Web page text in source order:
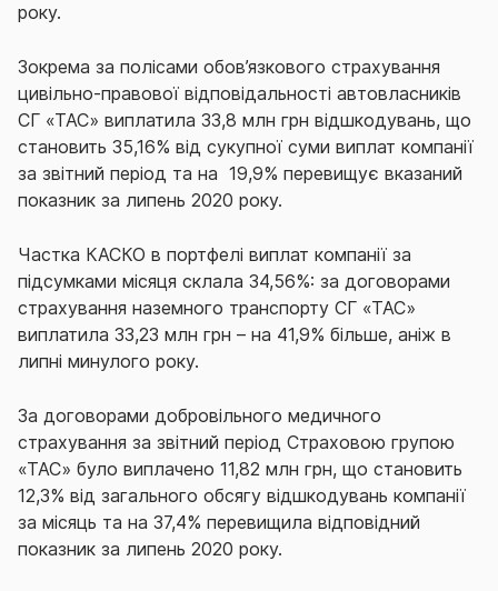
року.
Зокрема за полісами обов’язкового страхування
цивільно-правової відповідальності автовласників
СГ «ТАС» виплатила 33,8 млн грн відшкодувань, що
становить 35,16% від сукупної суми виплат компанії
за звітний період та на 19,9% перевищує вказаний
показник за липень 2020 року.
Частка КАСКО в портфелі виплат компанії за
підсумками місяця склала 34,56%: за договорами
страхування наземного транспорту СГ «ТАС»
виплатила 33,23 млн грн – на 41,9% більше, аніж в
липні минулого року.
За договорами добровільного медичного
страхування за звітний період Страховою групою
«ТАС» було виплачено 11,82 млн грн, що становить
12,3% від загального обсягу відшкодувань компанії
за місяць та на 37,4% перевищила відповідний
показник за липень 2020 року.